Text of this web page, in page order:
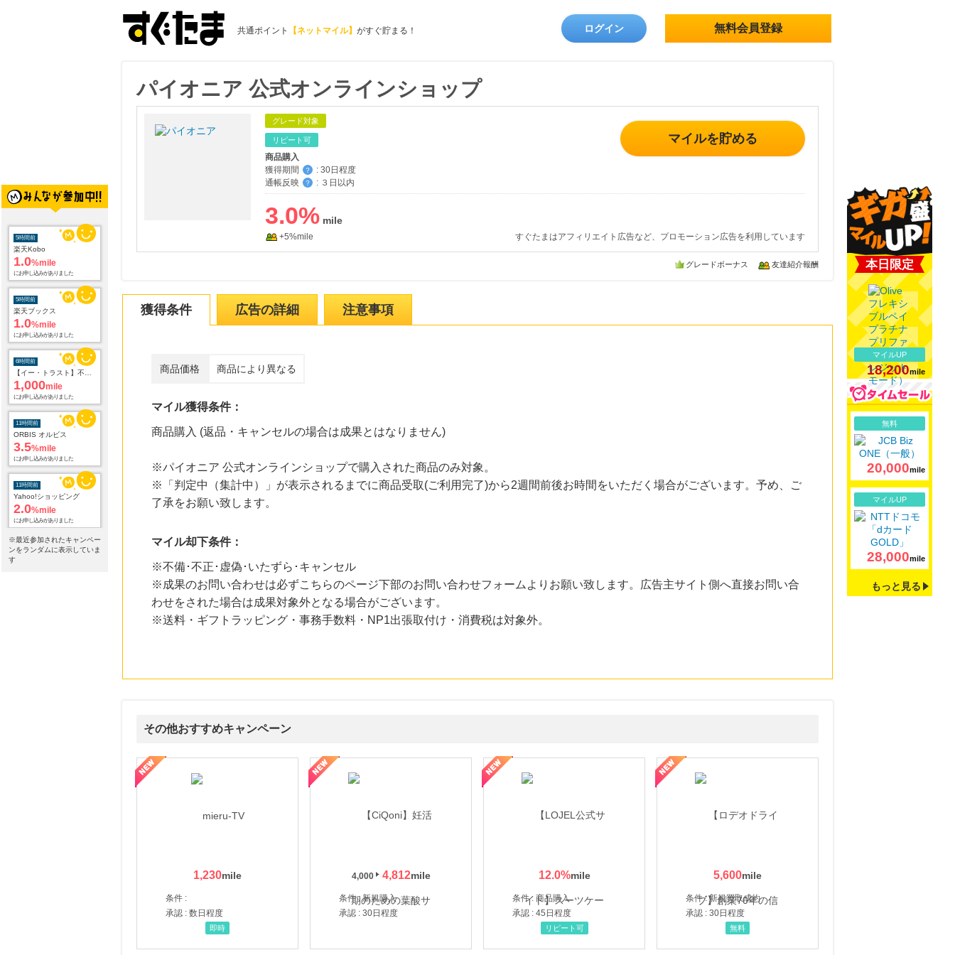
共通ポイント 【ネットマイル】 がすぐ貯まる！ ログイン 無料会員登録
5時間前
楽天Kobo
1.0%mile
にお申し込みがありました
5時間前
楽天ブックス
1.0%mile
にお申し込みがありました
6時間前
1,000mile
にお申し込みがありました
11時間前
ORBIS オルビス
3.5%mile
にお申し込みがありました
11時間前
Yahoo!ショッピング
2.0%mile
にお申し込みがありました
11時間前
※最近参加されたキャンペー
ンをランダムに表示していま
す
パイオニア 公式オンラインショップ
グレード対象
リピート可
商品購入
獲得期間
？ : 30日程度
通帳反映
？ : ３日以内
マイルを貯める
3.0%
+5%mile すぐたまはアフィリエイト広告など、プロモーション広告を利用しています
グレードボーナス 友達紹介報酬
獲得条件 広告の詳細 注意事項
商品価格 商品により異なる
マイル獲得条件：
商品購入 (返品・キャンセルの場合は成果とはなりません)
※パイオニア 公式オンラインショップで購入された商品のみ対象。
※「判定中（集計中）」が表示されるまでに商品受取(ご利用完了)から2週間前後お時間をいただく場合がございます。予め、ご
了承をお願い致します。
マイル却下条件：
※不備･不正･虚偽･いたずら･キャンセル
※成果のお問い合わせは必ずこちらのページ下部のお問い合わせフォームよりお願い致します。広告主サイト側へ直接お問い合
わせをされた場合は成果対象外となる場合がございます。
※送料・ギフトラッピング・事務手数料・NP1出張取付け・消費税は対象外。
その他おすすめキャンペーン
1,230
条件 :
承認 : 数日程度
即時
4,000 4,812
条件 : 新規購入
承認 : 30日程度
12.0%
条件 : 商品購入
承認 : 45日程度
【LOJEL公式サイト】スーツケース・バッグ
リピート可
5,600
条件 : 新規買取成約
承認 : 30日程度
【ロデオドライブ】創業70年の信頼と高価買取を実現！ブランド品・貴金属の無料査定
無料
本日限定
マイルUP
18,200mile
無料
20,000mile
マイルUP
28,000mile
もっと見る